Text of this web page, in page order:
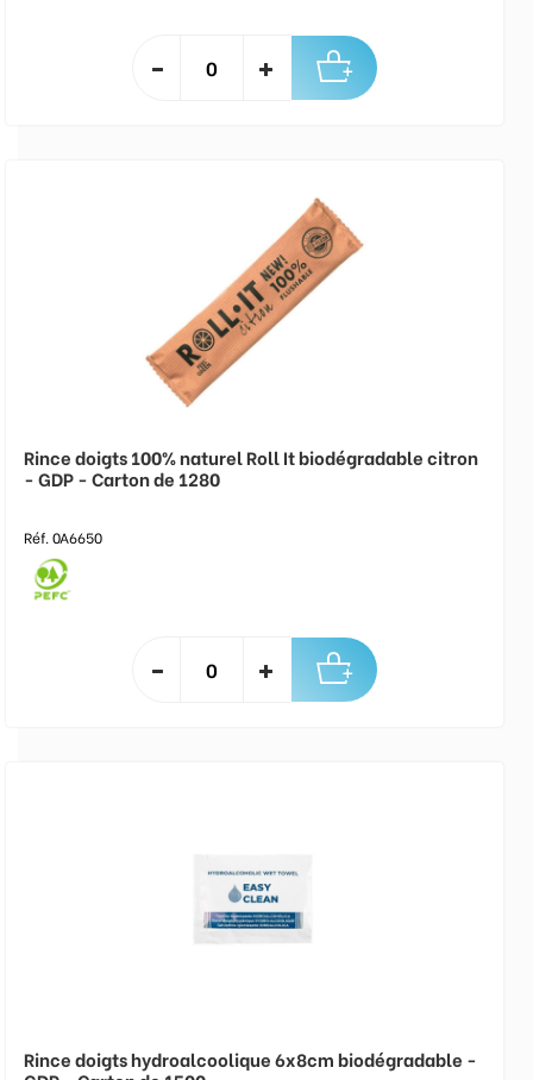
Rince doigts 100% naturel Roll It biodégradable citron
- GDP - Carton de 1280
Réf. 0A6650
Rince doigts hydroalcoolique 6x8cm biodégradable -